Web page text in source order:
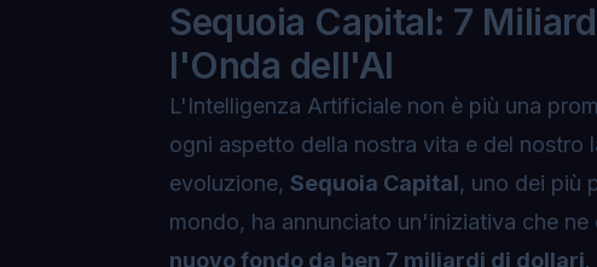
Sequoia Capital: 7
l'Onda dell'AI
L'Intelligenza Artificiale non è più una
ogni aspetto della nostra vita e del nostro
evoluzione, Sequoia Capital, uno dei più
mondo, ha annunciato un'iniziativa che
nuovo fondo da ben 7 miliardi di dollari.